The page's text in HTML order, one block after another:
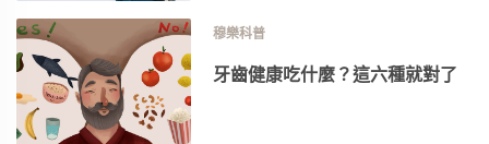
穆樂科普
牙齒健康吃什麼？這六種就對了